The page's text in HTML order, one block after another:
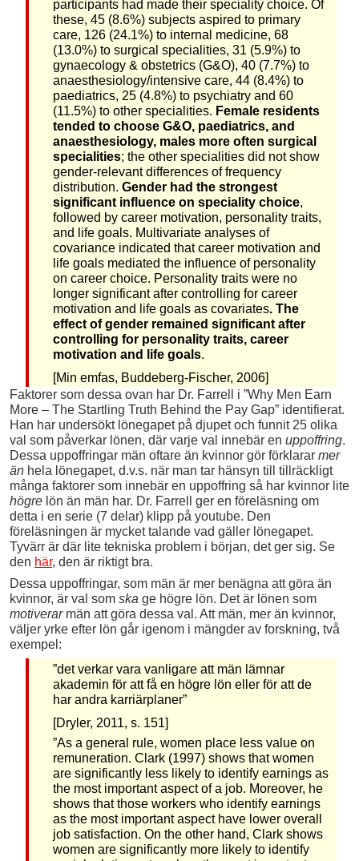
participants had made their speciality choice. Of
these, 45 (8.6%) subjects aspired to primary
care, 126 (24.1%) to internal medicine, 68
(13.0%) to surgical specialities, 31 (5.9%) to
gynaecology & obstetrics (G&O), 40 (7.7%) to
anaesthesiology/intensive care, 44 (8.4%) to
paediatrics, 25 (4.8%) to psychiatry and 60
(11.5%) to other specialities. Female residents
tended to choose G&O, paediatrics, and
anaesthesiology, males more often surgical
specialities; the other specialities did not show
gender-relevant differences of frequency
distribution. Gender had the strongest
significant influence on speciality choice,
followed by career motivation, personality traits,
and life goals. Multivariate analyses of
covariance indicated that career motivation and
life goals mediated the influence of personality
on career choice. Personality traits were no
longer significant after controlling for career
motivation and life goals as covariates. The
effect of gender remained significant after
controlling for personality traits, career
motivation and life goals.
[Min emfas, Buddeberg-Fischer, 2006]
Faktorer som dessa ovan har Dr. Farrell i ”Why Men Earn
More – The Startling Truth Behind the Pay Gap” identifierat.
Han har undersökt lönegapet på djupet och funnit 25 olika
val som påverkar lönen, där varje val innebär en uppoffring.
Dessa uppoffringar män oftare än kvinnor gör förklarar mer
än hela lönegapet, d.v.s. när man tar hänsyn till tillräckligt
många faktorer som innebär en uppoffring så har kvinnor lite
högre lön än män har. Dr. Farrell ger en föreläsning om
detta i en serie (7 delar) klipp på youtube. Den
föreläsningen är mycket talande vad gäller lönegapet.
Tyvärr är där lite tekniska problem i början, det ger sig. Se
den här, den är riktigt bra.
Dessa uppoffringar, som män är mer benägna att göra än
kvinnor, är val som ska ge högre lön. Det är lönen som
motiverarmän att göra dessa val. Att män, mer än kvinnor,
väljer yrke efter lön går igenom i mängder av forskning, två
exempel:
”det verkar vara vanligare att män lämnar
akademin för att få en högre lön eller för att de
har andra karriärplaner”
[Dryler, 2011, s. 151]
”As a general rule, women place less value on
remuneration. Clark (1997) shows that women
are significantly less likely to identify earnings as
the most important aspect of a job. Moreover, he
shows that those workers who identify earnings
as the most important aspect have lower overall
job satisfaction. On the other hand, Clark shows
women are significantly more likely to identify